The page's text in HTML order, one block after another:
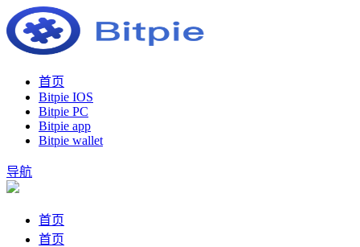
首页
Bitpie IOS
Bitpie PC
Bitpie app
Bitpie wallet
导航
首页
首页